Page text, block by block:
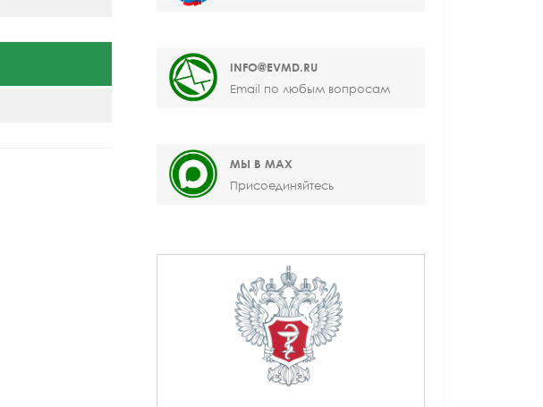
INFO@EVMD.RU
Email по любым вопросам
МЫ В MAX
Присоединяйтесь